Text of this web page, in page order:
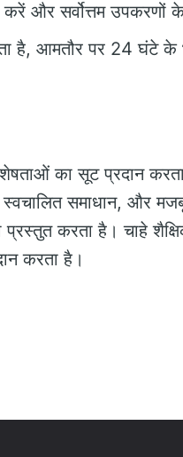
करें और सर्वोत्तम उपकरणों
है, आमतौर पर 24 घंटे के
का सूट प्रदान
समाधान, और
करता है। चाहे
करता है।